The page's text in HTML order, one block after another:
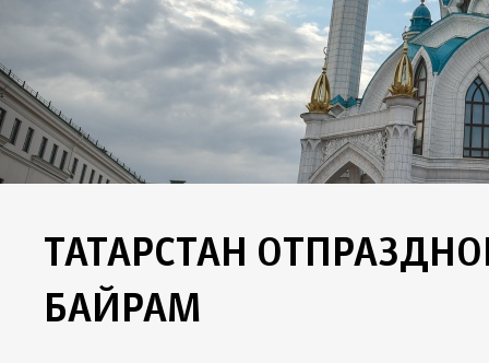
ТАТАРСТАН
БАЙРАМ